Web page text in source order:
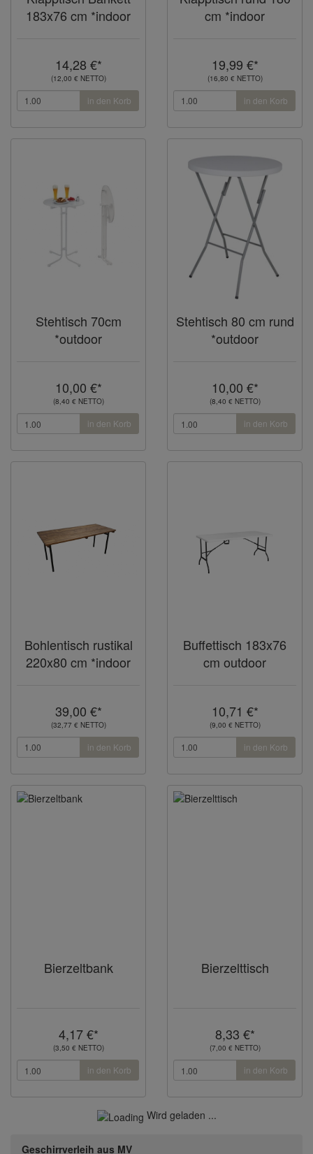
183x76 cm *indoor
14,28 €*
(12,00 € NETTO)
in den Korb
cm *indoor
19,99 €*
(16,80 € NETTO)
in den Korb
Stehtisch 70cm
*outdoor
10,00 €*
(8,40 € NETTO)
in den Korb
Stehtisch 80 cm rund
*outdoor
10,00 €*
(8,40 € NETTO)
in den Korb
Bohlentisch rustikal
220x80 cm *indoor
39,00 €*
(32,77 € NETTO)
in den Korb
Buffettisch 183x76
cm outdoor
10,71 €*
(9,00 € NETTO)
in den Korb
Bierzeltbank
4,17 €*
(3,50 € NETTO)
in den Korb
Bierzelttisch
8,33 €*
(7,00 € NETTO)
in den Korb
Wird geladen ...
Geschirrverleih aus MV